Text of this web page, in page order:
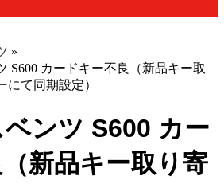
»
S600 カードキー不良（新品キー取
にて同期設定）
ンツ S600 カー
（新品キー取り寄